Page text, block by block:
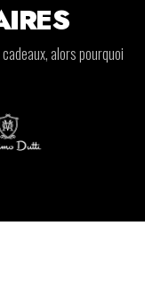
alors pourquoi